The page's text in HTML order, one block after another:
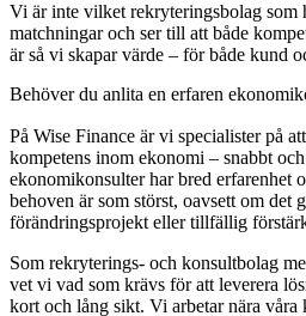
Vi är inte vilket rekryteringsbolag som
matchningar och ser till att både
är så vi skapar värde – för både kund
Behöver du anlita en erfaren
På Wise Finance är vi specialister på
kompetens inom ekonomi – snabbt
ekonomikonsulter har bred erfarenhet
behoven är som störst, oavsett om det
förändringsprojekt eller tillfällig
Som rekryterings- och konsultbolag
vet vi vad som krävs för att leverera
kort och lång sikt. Vi arbetar nära våra